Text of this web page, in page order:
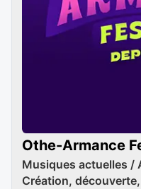
Othe-Armance
Musiques actuelles /
Création,